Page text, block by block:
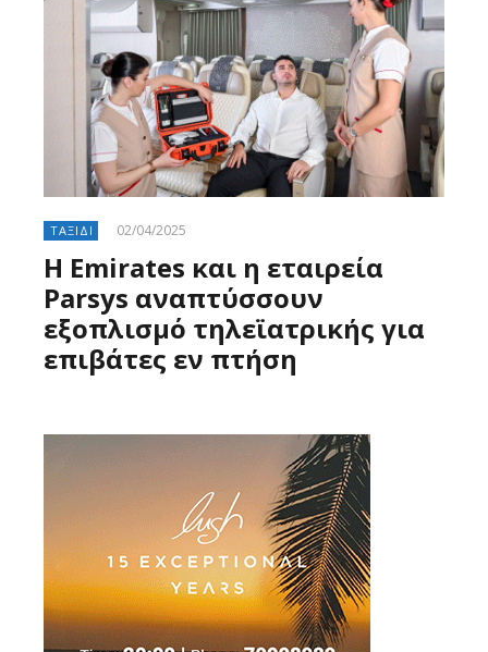
ΤΑΞΙΔΙ 02/04/2025
Η Emirates και η εταιρεία
Parsys αναπτύσσουν
εξοπλισμό τηλεϊατρικής για
επιβάτες εν πτήση